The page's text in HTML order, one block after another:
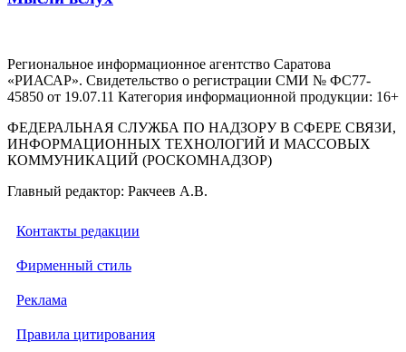
Региональное информационное агентство Саратова
«РИАСАР». Свидетельство о регистрации СМИ № ФС77-
45850 от 19.07.11 Категория информационной продукции: 16+
ФЕДЕРАЛЬНАЯ СЛУЖБА ПО НАДЗОРУ В СФЕРЕ СВЯЗИ,
ИНФОРМАЦИОННЫХ ТЕХНОЛОГИЙ И МАССОВЫХ
КОММУНИКАЦИЙ (РОСКОМНАДЗОР)
Главный редактор: Ракчеев А.В.
Контакты редакции
Фирменный стиль
Реклама
Правила цитирования